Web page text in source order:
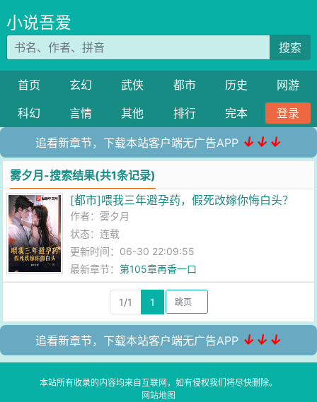
小说吾爱
搜索
首页 玄幻 武侠 都市 历史
网游
科幻
言情 其他 排行 完本 登录
追看新章节，下载本站客户端无广告APP ↓↓↓
雾夕月-搜索结果(共1条记录)
[都市]喂我三年避孕药，假死改嫁你悔白头？
作者：雾夕月
状态：连载
更新时间：06-30 22:09:55
最新章节：第105章再香一口
1/1 1
追看新章节，下载本站客户端无广告APP ↓↓↓
本站所有收录的内容均来自互联网，如有侵权我们将尽快删除。
网站地图